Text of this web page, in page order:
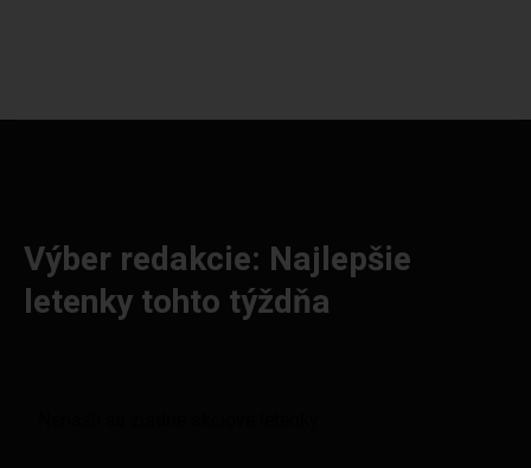
Výber redakcie: Najlepšie
letenky tohto týždňa